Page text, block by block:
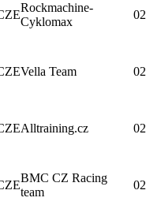
Rockmachine-
Cyklomax
Vella Team
Alltraining.cz
BMC CZ Racing
team